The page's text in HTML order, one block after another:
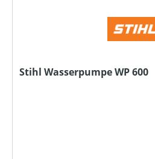
Stihl Wasserpumpe WP 600